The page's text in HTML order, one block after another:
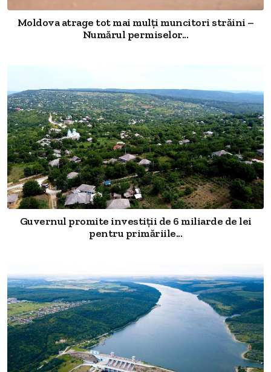
Moldova atrage tot mai mulți muncitori străini –
Numărul permiselor...
Guvernul promite investiții de 6 miliarde de lei
pentru primăriile...